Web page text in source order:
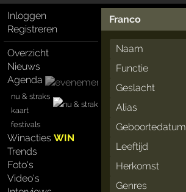
Inloggen
Registreren
Overzicht
Nieuws
Agenda
nu & straks
kaart
festivals
WinactiesWIN
Trends
Foto's
Video's
Franco
Naam
Functie
Geslacht
Alias
Geboortedatum
Leeftijd
Herkomst
Genres